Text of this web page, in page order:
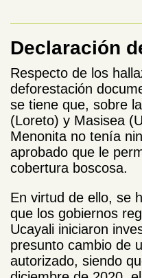
Declaración
Respecto de los
deforestación
se tiene que, sobre
(Loreto) y Masisea
Menonita no tenía
aprobado que le
cobertura boscosa.
En virtud de ello, se
que los gobiernos
Ucayali iniciaron
presunto cambio de
autorizado, siendo